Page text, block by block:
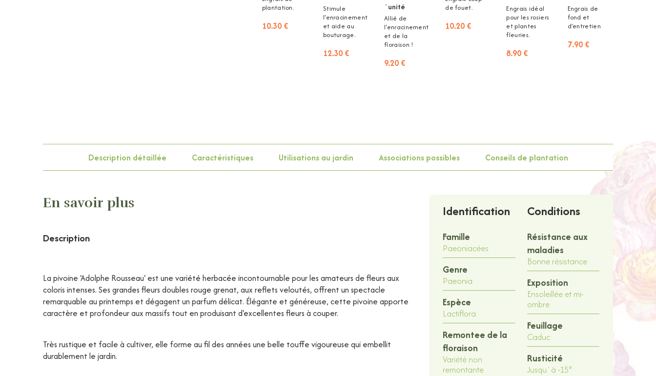
plantation.
10.30 €
Stimule
l'enracinement
et aide au
bouturage.
12.30 €
´unité
Allié de
l'enracinement
et de la
floraison !
9.20 €
de fouet.
10.20 €
Engrais idéal
pour les rosiers
et plantes
fleuries.
8.90 €
Engrais de
fond et
d'entretien
7.90 €
Description détaillée Caractéristiques Utilisations au jardin Associations possibles Conseils de plantation
En savoir plus
Description
La pivoine 'Adolphe Rousseau' est une variété herbacée incontournable pour les amateurs de fleurs aux
coloris intenses. Ses grandes fleurs doubles rouge grenat, aux reflets veloutés, offrent un spectacle
remarquable au printemps et dégagent un parfum délicat. Élégante et généreuse, cette pivoine apporte
caractère et profondeur aux massifs tout en produisant d'excellentes fleurs à couper.
Très rustique et facile à cultiver, elle forme au fil des années une belle touffe vigoureuse qui embellit
durablement le jardin.
Identification
Famille
Paeoniacées
Genre
Paeonia
Espèce
Lactiflora
Remontee de la
floraison
Variété non
remontante
Conditions
Résistance aux
maladies
Bonne résistance
Exposition
Ensoleillée et mi-
ombre
Feuillage
Caduc
Rusticité
Jusqu´à -15°